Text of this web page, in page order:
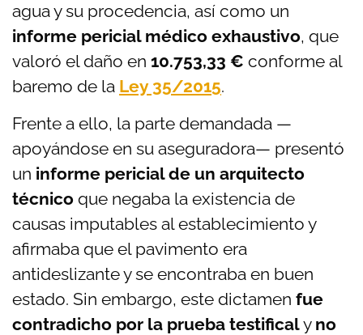
agua y su procedencia, así como un
informe pericial médico exhaustivo, que
valoró el daño en 10.753,33 € conforme al
baremo de la Ley 35/2015.
Frente a ello, la parte demandada —
apoyándose en su aseguradora— presentó
un informe pericial de un arquitecto
técnico que negaba la existencia de
causas imputables al establecimiento y
afirmaba que el pavimento era
antideslizante y se encontraba en buen
estado. Sin embargo, este dictamen fue
contradicho por la prueba testificaly no